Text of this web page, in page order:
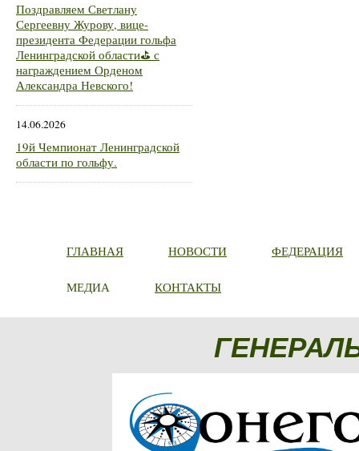
Поздравляем Светлану
Сергеевну Журову, вице-
президента Федерации гольфа
Ленинградской области⛳ с
награждением Орденом
Александра Невского!
14.06.2026
19й Чемпионат Ленинградской
области по гольфу.
ГЛАВНАЯ НОВОСТИ ФЕДЕРАЦИЯ
МЕДИА КОНТАКТЫ